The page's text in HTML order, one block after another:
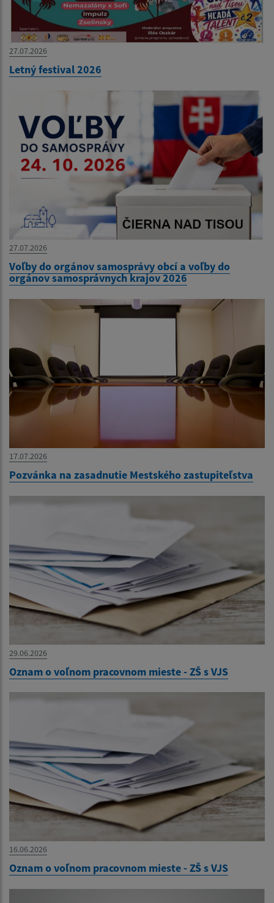
27.07.2026
Letný festival 2026
27.07.2026
Voľby do orgánov samosprávy obcí a voľby do
orgánov samosprávnych krajov 2026
17.07.2026
Pozvánka na zasadnutie Mestského zastupiteľstva
29.06.2026
Oznam o voľnom pracovnom mieste - ZŠ s VJS
16.06.2026
Oznam o voľnom pracovnom mieste - ZŠ s VJS